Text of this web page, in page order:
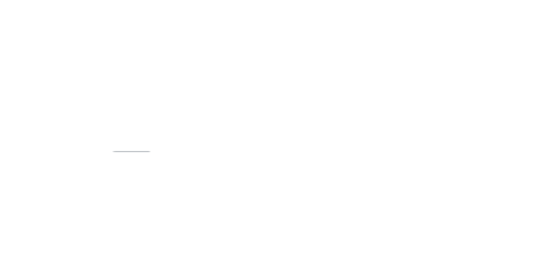
Ce projet propose une maison de 107 m² sur un terrain
d'eau, comprenant une douche et une vasque. L'étage
Le projet est livré avec les aménagements extérieurs,
chambres et la cuisine. Faites construire votre maison
style vous ressemble ? Traditionnel ? Contemporain ?
terrain (orientation, topographie, réglementation...) et
leurs performances, de leurs impacts écologiques, de
individuelles de qualité réalisées à ce jour. Conception
des travaux avec des artisans locaux. Construction